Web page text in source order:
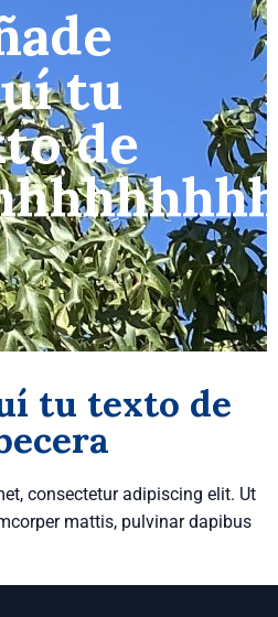
tu
de
tu texto de
consectetur adipiscing elit. Ut
mattis, pulvinar dapibus